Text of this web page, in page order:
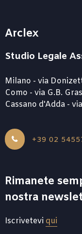
Arclex
Studio Legale
Milano - via
Como - via G.B.
Cassano d'Adda -
+39 02
Rimanete
nostra
Iscrivetevi qui